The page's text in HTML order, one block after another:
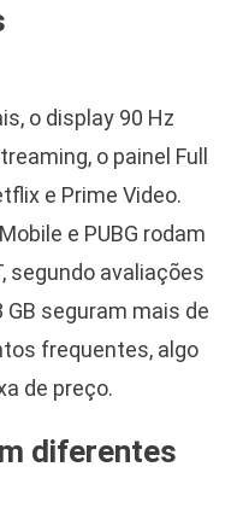
o display 90 Hz
o painel Full
e Prime Video.
e PUBG rodam
segundo avaliações
seguram mais de
frequentes, algo
de preço.
diferentes